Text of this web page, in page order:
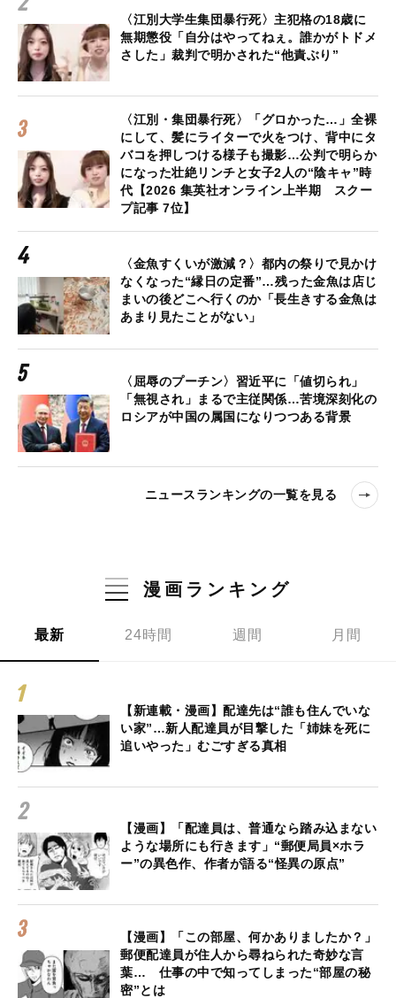
〈江別大学生集団暴行死〉主犯格の18歳に
無期懲役「自分はやってねぇ。誰かがトドメ
さした」裁判で明かされた“他責ぶり”
〈江別・集団暴行死〉「グロかった…」全裸
にして、髪にライターで火をつけ、背中にタ
バコを押しつける様子も撮影…公判で明らか
になった壮絶リンチと女子2人の“陰キャ”時
代【2026 集英社オンライン上半期 スクー
プ記事 7位】
〈金魚すくいが激減？〉都内の祭りで見かけ
なくなった“縁日の定番”…残った金魚は店じ
まいの後どこへ行くのか「長生きする金魚は
あまり見たことがない」
〈屈辱のプーチン〉習近平に「値切られ」
「無視され」まるで主従関係…苦境深刻化の
ロシアが中国の属国になりつつある背景
ニュースランキングの一覧を見る
漫画ランキング
最新 24時間 週間 月間
【新連載・漫画】配達先は“誰も住んでいな
い家”…新人配達員が目撃した「姉妹を死に
追いやった」むごすぎる真相
【漫画】「配達員は、普通なら踏み込まない
ような場所にも行きます」“郵便局員×ホラ
ー”の異色作、作者が語る“怪異の原点”
【漫画】「この部屋、何かありましたか？」
郵便配達員が住人から尋ねられた奇妙な言
葉… 仕事の中で知ってしまった“部屋の秘
密”とは